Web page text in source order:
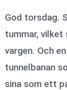
God torsdag.
tummar, vilket
vargen. Och
tunnelbanan
sina som ett